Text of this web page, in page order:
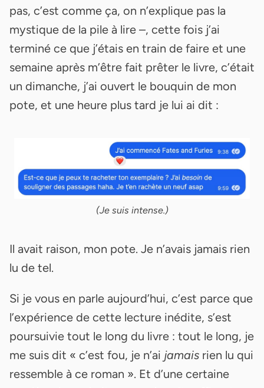
pas, c’est comme ça, on n’explique pas la
mystique de la pile à lire –, cette fois j’ai
terminé ce que j’étais en train de faire et une
semaine après m’être fait prêter le livre, c’était
un dimanche, j’ai ouvert le bouquin de mon
pote, et une heure plus tard je lui ai dit :
(Je suis intense.)
Il avait raison, mon pote. Je n’avais jamais rien
lu de tel.
Si je vous en parle aujourd’hui, c’est parce que
l’expérience de cette lecture inédite, s’est
poursuivie tout le long du livre : tout le long, je
me suis dit « c’est fou, je n’ai jamais rien lu qui
ressemble à ce roman ». Et d’une certaine